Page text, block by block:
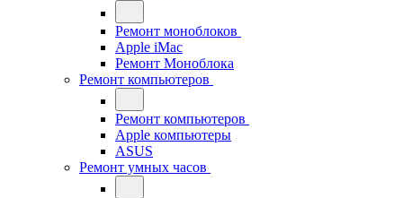
Ремонт моноблоков
Apple iMac
Ремонт Моноблока
Ремонт компьютеров
Ремонт компьютеров
Apple компьютеры
ASUS
Ремонт умных часов